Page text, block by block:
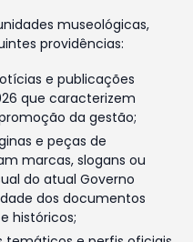
museológicas,
providências:
e publicações
que caracterizem
da gestão;
e peças de
marcas, slogans ou
do atual Governo
dos documentos
históricos;